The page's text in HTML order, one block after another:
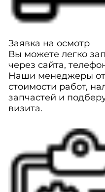
Заявка на осмотр
Вы можете легко
через сайта,
Наши менеджеры
стоимости работ,
запчастей и
визита.